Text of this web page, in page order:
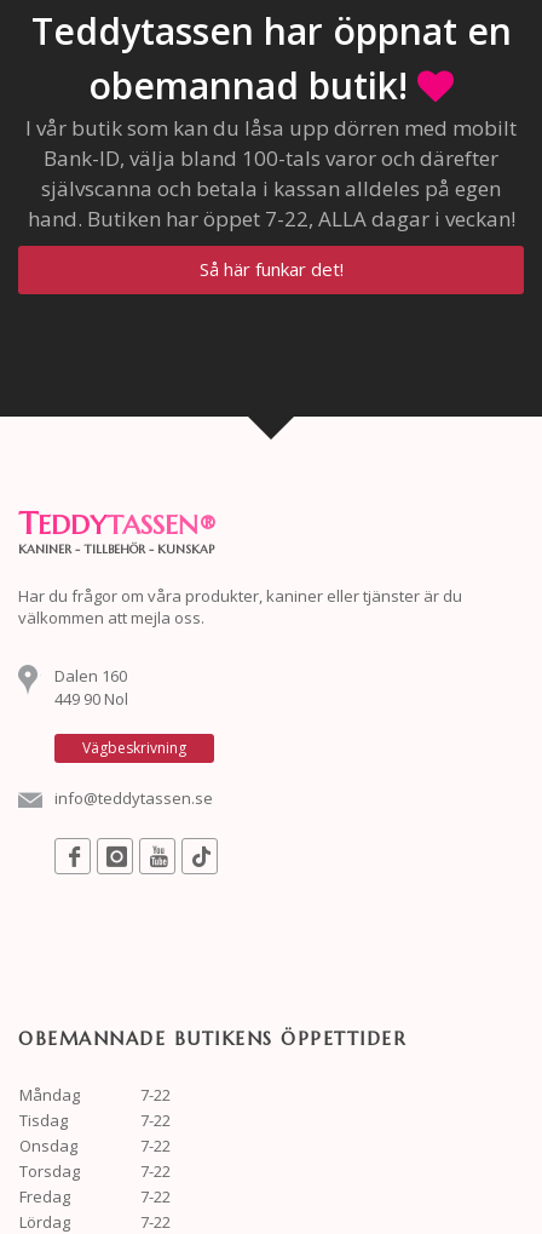
Teddytassen har öppnat en
obemannad butik!
I vår butik som kan du låsa upp dörren med mobilt
Bank-ID, välja bland 100-tals varor och därefter
självscanna och betala i kassan alldeles på egen
hand. Butiken har öppet 7-22, ALLA dagar i veckan!
Så här funkar det!
TEDDYTASSEN®
KANINER - TILLBEHÖR - KUNSKAP
Har du frågor om våra produkter, kaniner eller tjänster är du
välkommen att mejla oss.
Dalen 160
449 90 Nol
Vägbeskrivning
info@teddytassen.se
OBEMANNADE BUTIKENS ÖPPETTIDER
Måndag
7-22
Tisdag
7-22
Onsdag
7-22
Torsdag
7-22
Fredag
7-22
Lördag
7-22